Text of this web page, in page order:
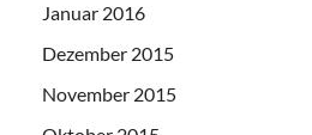
Januar 2016
Dezember 2015
November 2015